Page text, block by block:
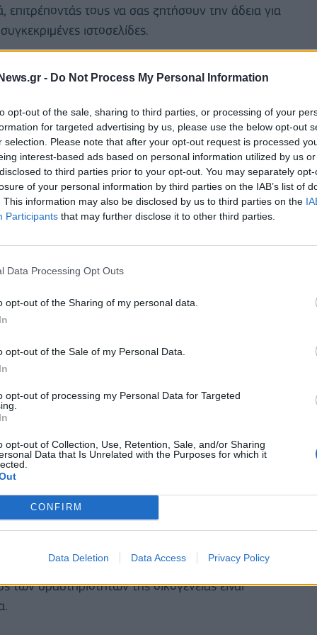
- Do Not Process My Personal Information
opt-out of the sale, sharing to third parties, or processing of your
for targeted advertising by us, please use the below opt-out
selection. Please note that after your opt-out request is processed
interest-based ads based on personal information utilized by us
to third parties prior to your opt-out. You may separately
of your personal information by third parties on the IAB’s list of
This information may also be disclosed by us to third parties on the
Participants that may further disclose it to other third parties.
Data Processing Opt Outs
opt-out of the Sharing of my personal data.
opt-out of the Sale of my Personal Data.
opt-out of processing my Personal Data for Targeted
opt-out of Collection, Use, Retention, Sale, and/or Sharing
Data that Is Unrelated with the Purposes for which it
CONFIRM
Data Deletion Data Access Privacy Policy
επιτρέποντάς τους να σας ζητήσουν την άδεια για
ιστοσελίδες.
με την υπόλοιπη οικογένεια είναι να
που θα καθορίζει το χρόνο που μπορείτε όλοι
θα πρέπει να περιλαμβάνει και εσάς, το
σε μια συγκεκριμένη ώρα κάθε μέρα για να
το καλό παράδειγμα σε όλους.
ασφάλεια στο διαδίκτυο
τις ψηφιακές συσκευές. Αυτό δεν
τις χρησιμοποιούν υπεύθυνα. Είναι πολύ
του internet από την πραγματική ζωή. Όπως
φωτογραφία ενός μικρού αγοριού στο προφίλ
Αυτή είναι επίσης μια καλή ευκαιρία για να
στο διαδίκτυο, όπως το να μην απαντούν στο
σπιτιού σας ή φωτογραφίες σας.
τα παιδιά σας για να τα εκθέσετε σε
που να ενισχύει τη δημιουργικότητά τους.
προσφέρει εργαλεία για μάθηση και
σας να ονομάσει μια χώρα. Στη συνέχεια,
μάθετε για την ιστορία της κ.λπ.
τόσο για το καλό των παιδιών όσο και για το
για να «συνδεθείτε» και να καλύψετε τις
τεχνολογίας. Η συμμετοχή των παιδιών στην
των τροφίμων και των ειδών πρώτης ανάγκης,
δραστηριοτήτων της οικογένειας είναι